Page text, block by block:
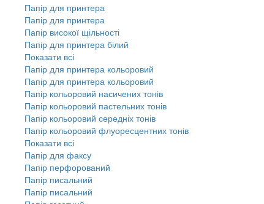
Папір для принтера
Папір для принтера
Папір високої щільності
Папір для принтера білий
Показати всі
Папір для принтера кольоровий
Папір для принтера кольоровий
Папір кольоровий насичених тонів
Папір кольоровий пастельних тонів
Папір кольоровий середніх тонів
Папір кольоровий флуоресцентних тонів
Показати всі
Папір для факсу
Папір перфорований
Папір писальний
Папір писальний